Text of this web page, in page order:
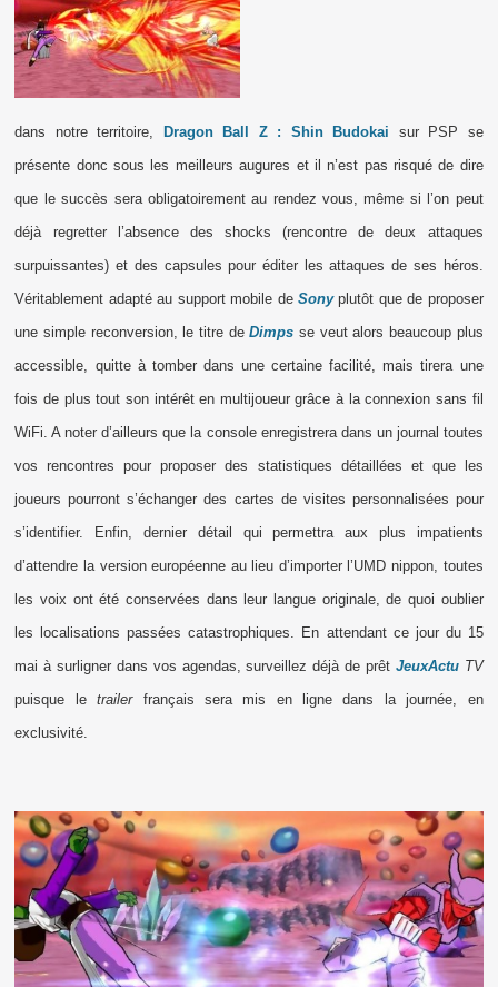
dans notre territoire, Dragon Ball Z : Shin Budokai sur PSP se
présente donc sous les meilleurs augures et il n’est pas risqué de dire
que le succès sera obligatoirement au rendez vous, même si l’on peut
déjà regretter l’absence des shocks (rencontre de deux attaques
surpuissantes) et des capsules pour éditer les attaques de ses héros.
Véritablement adapté au support mobile de Sonyplutôt que de proposer
une simple reconversion, le titre deDimps se veut alors beaucoup plus
accessible, quitte à tomber dans une certaine facilité, mais tirera une
fois de plus tout son intérêt en multijoueur grâce à la connexion sans fil
WiFi. A noter d’ailleurs que la console enregistrera dans un journal toutes
vos rencontres pour proposer des statistiques détaillées et que les
joueurs pourront s’échanger des cartes de visites personnalisées pour
s’identifier. Enfin, dernier détail qui permettra aux plus impatients
d’attendre la version européenne au lieu d’importer l’UMD nippon, toutes
les voix ont été conservées dans leur langue originale, de quoi oublier
les localisations passées catastrophiques. En attendant ce jour du 15
mai à surligner dans vos agendas, surveillez déjà de prêt JeuxActu TV
puisque letrailerfrançais sera mis en ligne dans la journée, en
exclusivité.